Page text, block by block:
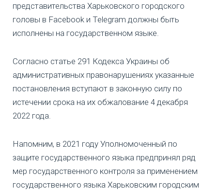
представительства Харьковского городского
головы в Facebook и Telegram должны быть
исполнены на государственном языке.
Согласно статье 291 Кодекса Украины об
административных правонарушениях указанные
постановления вступают в законную силу по
истечении срока на их обжалование 4 декабря
2022 года.
Напомним, в 2021 году Уполномоченный по
защите государственного языка предпринял ряд
мер государственного контроля за применением
государственного языка Харьковским городским